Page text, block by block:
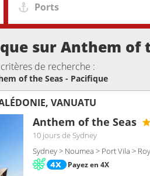
Ports
sur Anthem of
de recherche :
of the Seas - Pacifique
VANUATU
Anthem of the Seas
10 joursde Sydney
Sydney > Noumea > Port Vila >
Payez en 4X